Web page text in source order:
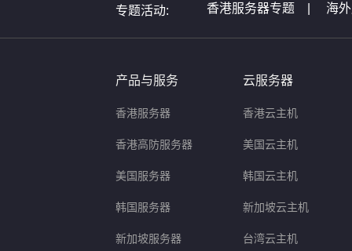
专题活动: 香港服务器专题 海
全球服务器介绍专题 |
产品与服务
香港服务器
香港高防服务器
美国服务器
韩国服务器
新加坡服务器
云服务器
香港云主机
美国云主机
韩国云主机
新加坡云主机
台湾云主机